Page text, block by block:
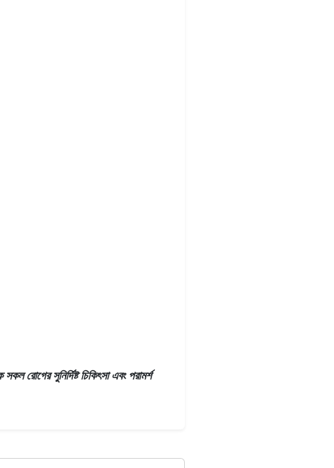
রোগের সুনির্দিষ্ট চিকিৎসা এবং পরামর্শ